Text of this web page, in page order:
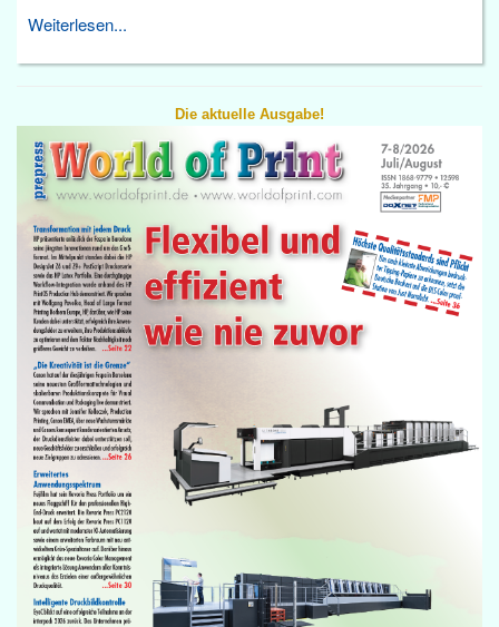
Weiterlesen...
Die aktuelle Ausgabe!